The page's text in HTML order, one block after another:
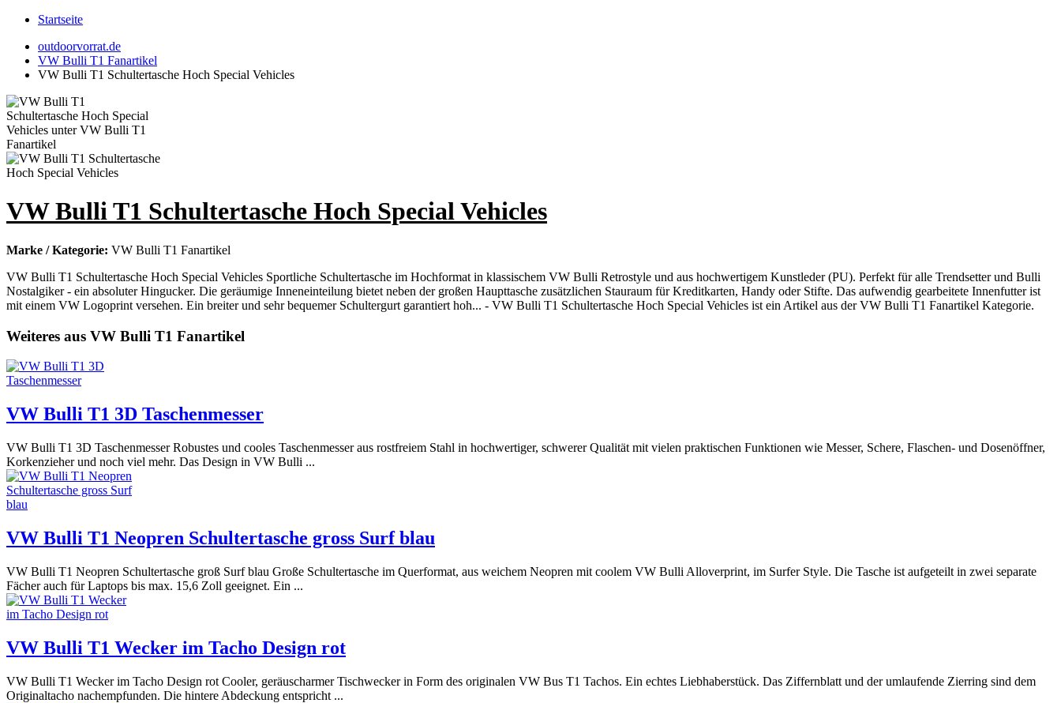
Startseite
outdoorvorrat.de
VW Bulli T1 Fanartikel
VW Bulli T1 Schultertasche Hoch Special Vehicles
VW Bulli T1 Schultertasche Hoch Special Vehicles
Marke / Kategorie: VW Bulli T1 Fanartikel
VW Bulli T1 Schultertasche Hoch Special Vehicles Sportliche Schultertasche im Hochformat in klassischem VW Bulli Retrostyle und aus hochwertigem Kunstleder (PU). Perfekt für alle Trendsetter und Bulli
Nostalgiker - ein absoluter Hingucker. Die geräumige Inneneinteilung bietet neben der großen Haupttasche zusätzlichen Stauraum für Kreditkarten, Handy oder Stifte. Das aufwendig gearbeitete Innenfutter ist
mit einem VW Logoprint versehen. Ein breiter und sehr bequemer Schultergurt garantiert hoh... - VW Bulli T1 Schultertasche Hoch Special Vehicles ist ein Artikel aus der VW Bulli T1 Fanartikel Kategorie.
Weiteres aus VW Bulli T1 Fanartikel
VW Bulli T1 3D Taschenmesser
VW Bulli T1 3D Taschenmesser Robustes und cooles Taschenmesser aus rostfreiem Stahl in hochwertiger, schwerer Qualität mit vielen praktischen Funktionen wie Messer, Schere, Flaschen- und Dosenöffner,
Korkenzieher und noch viel mehr. Das Design in VW Bulli ...
VW Bulli T1 Neopren Schultertasche gross Surf blau
VW Bulli T1 Neopren Schultertasche groß Surf blau Große Schultertasche im Querformat, aus weichem Neopren mit coolem VW Bulli Alloverprint, im Surfer Style. Die Tasche ist aufgeteilt in zwei separate
Fächer auch für Laptops bis max. 15,6 Zoll geeignet. Ein ...
VW Bulli T1 Wecker im Tacho Design rot
VW Bulli T1 Wecker im Tacho Design rot Cooler, geräuscharmer Tischwecker in Form des originalen VW Bus T1 Tachos. Ein echtes Liebhaberstück. Das Ziffernblatt und der umlaufende Zierring sind dem
Originaltacho nachempfunden. Die hintere Abdeckung entspricht ...